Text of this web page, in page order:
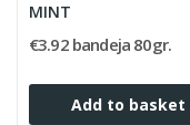
MINT
€3.92 bandeja 80gr.
Add to basket